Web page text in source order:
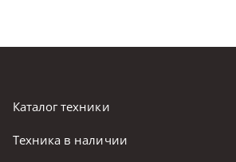
Каталог техники
Техника в наличии